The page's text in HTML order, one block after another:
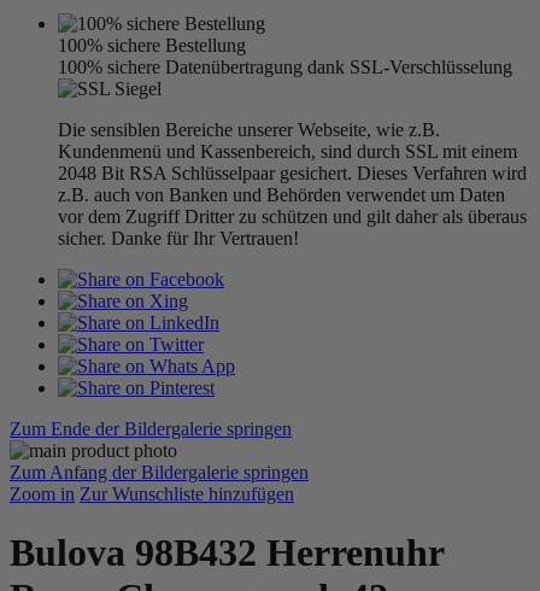
100% sichere Bestellung
100% sichere Datenübertragung dank SSL-Verschlüsselung
Die sensiblen Bereiche unserer Webseite, wie z.B.
Kundenmenü und Kassenbereich, sind durch SSL mit einem
2048 Bit RSA Schlüsselpaar gesichert. Dieses Verfahren wird
z.B. auch von Banken und Behörden verwendet um Daten
vor dem Zugriff Dritter zu schützen und gilt daher als überaus
sicher. Danke für Ihr Vertrauen!
Zum Ende der Bildergalerie springen
Zum Anfang der Bildergalerie springen
Zoom in Zur Wunschliste hinzufügen
Bulova 98B432 Herrenuhr